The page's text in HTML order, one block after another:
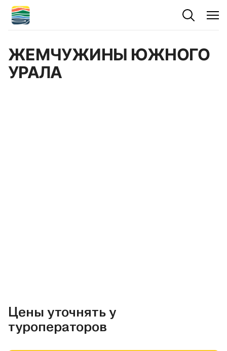
ЖЕМЧУЖИНЫ ЮЖНОГО
УРАЛА
Цены уточнять у
туроператоров